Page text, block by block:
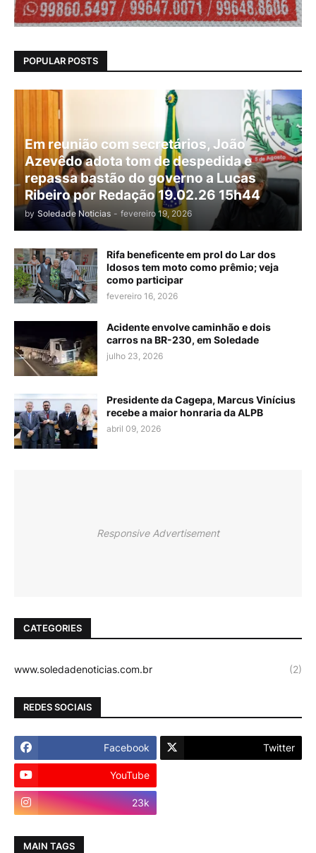
POPULAR POSTS
Em reunião com secretários, João
Azevêdo adota tom de despedida e
repassa bastão do governo a Lucas
Ribeiro por Redação 19.02.26 15h44
by Soledade Noticias - fevereiro 19, 2026
Rifa beneficente em prol do Lar dos
Idosos tem moto como prêmio; veja
como participar
fevereiro 16, 2026
Acidente envolve caminhão e dois
carros na BR-230, em Soledade
julho 23, 2026
Presidente da Cagepa, Marcus Vinícius
recebe a maior honraria da ALPB
abril 09, 2026
Responsive Advertisement
CATEGORIES
www.soledadenoticias.com.br (2)
REDES SOCIAIS
Facebook Twitter
YouTube
23k
MAIN TAGS